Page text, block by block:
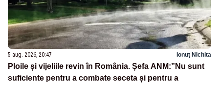
5 aug. 2026, 20:47 Ionuț Nichita
Ploile și vijeliile revin în România. Șefa ANM:”Nu sunt
suficiente pentru a combate seceta și pentru a